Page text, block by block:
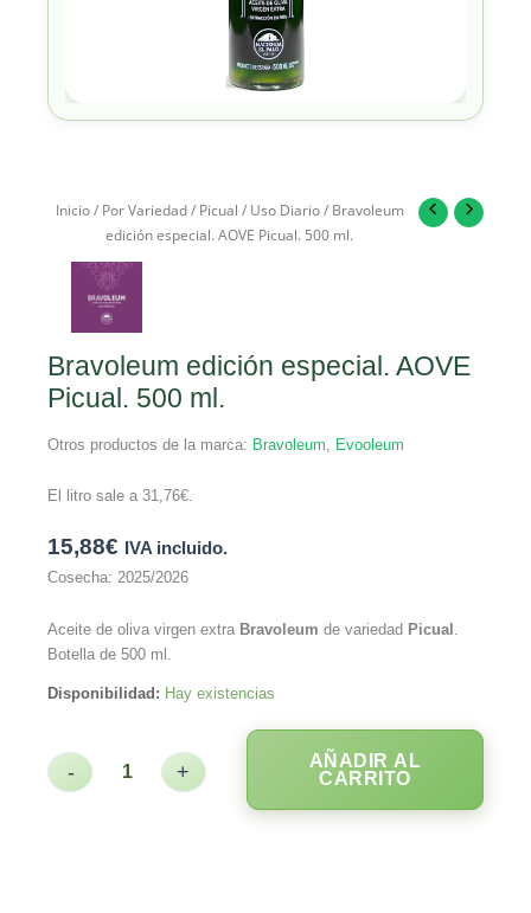
Inicio/ Por Variedad/ Picual / Uso Diario/ Bravoleum
edición especial. AOVE Picual. 500 ml.
Bravoleum edición especial. AOVE
Picual. 500 ml.
Otros productos de la marca: Bravoleum Evooleum
El litro sale a 31,76€.
15,88€ IVA incluido.
Cosecha: 2025/2026
Aceite de oliva virgen extra Bravoleum de variedad Picual
Botella de 500 ml.
Disponibilidad: Hay existencias
- +
AÑADIR AL
CARRITO